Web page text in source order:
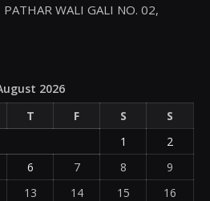
WALI GALI NO. 02,
2026
T F S
S
1
2
6 7 8
9
13 14 15
16